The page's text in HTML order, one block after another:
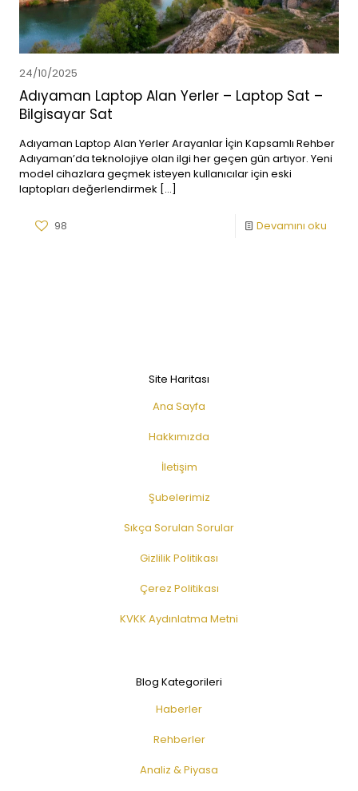
24/10/2025
Adıyaman Laptop Alan Yerler – Laptop Sat –
Bilgisayar Sat
Adıyaman Laptop Alan Yerler Arayanlar İçin Kapsamlı Rehber
Adıyaman’da teknolojiye olan ilgi her geçen gün artıyor. Yeni
model cihazlara geçmek isteyen kullanıcılar için eski
laptopları değerlendirmek […]
98 Devamını oku
Site Haritası
Ana Sayfa
Hakkımızda
İletişim
Şubelerimiz
Sıkça Sorulan Sorular
Gizlilik Politikası
Çerez Politikası
KVKK Aydınlatma Metni
Blog Kategorileri
Haberler
Rehberler
Analiz & Piyasa